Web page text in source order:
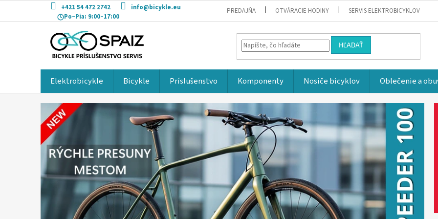
obsah
+421 54 472 2742
info@bicykle.eu
Po–Pia: 9:00–17:00
PREDAJŇA OTVÁRACIE HODINY SERVIS ELEKTROBICYKLOV
HĽADAŤ
Elektrobicykle Bicykle Príslušenstvo Komponenty Nosiče bicyklov Oblečenie a
š
a
e
s
t
a